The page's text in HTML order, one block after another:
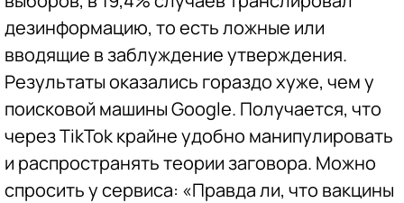
дезинформацию, то есть ложные или
вводящие в заблуждение утверждения.
Результаты оказались гораздо хуже, чем у
поисковой машины Google. Получается, что
через TikTok крайне удобно манипулировать
и распространять теории заговора. Можно
спросить у сервиса: «Правда ли, что вакцины